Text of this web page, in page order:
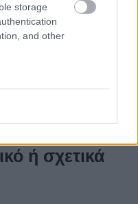
storage
and other
, βοηθούν στη
άτομα με
ωστόσο και
light screen
την
ή σχετικά